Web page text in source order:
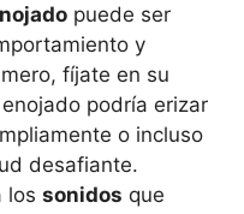
puede ser
y
fíjate en su
podría erizar
o incluso
desafiante.
los sonidos que